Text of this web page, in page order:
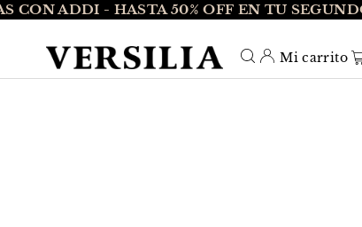
CON ADDI - HASTA 50% OFF EN TU
Mi carrito